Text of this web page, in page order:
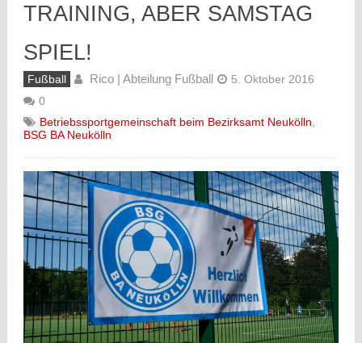
TRAINING, ABER SAMSTAG
SPIEL!
Fußball Rico | Abteilung Fußball
5. Oktober 2016
0
Betriebssportgemeinschaft beim Bezirksamt Neukölln
BSG BA Neukölln